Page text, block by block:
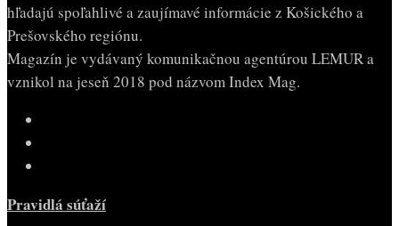
hľadajú spoľahlivé a zaujímavé informácie z Košického a
Prešovského regiónu.
Magazín je vydávaný komunikačnou agentúrou LEMUR a
vznikol na jeseň 2018 pod názvom Index Mag.
Pravidlá súťaží